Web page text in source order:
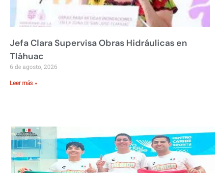
Jefa Clara Supervisa Obras Hidráulicas en
Tláhuac
6 de agosto, 2026
Leer más »